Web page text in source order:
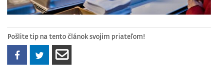
Pošlite tip na tento článok svojim priateľom!